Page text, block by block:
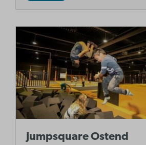
Jumpsquare Ostend